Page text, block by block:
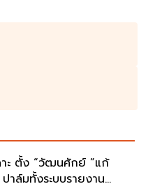
าะ ตั้ง “วัฒนศักย์ ”แก้